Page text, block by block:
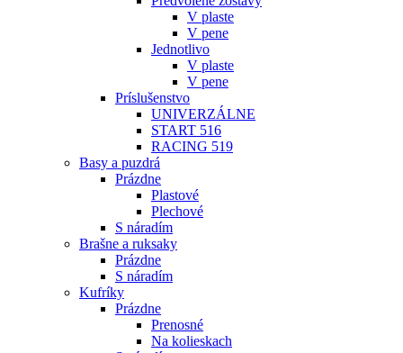
V plaste
V pene
Jednotlivo
V plaste
V pene
Príslušenstvo
UNIVERZÁLNE
START 516
RACING 519
Basy a puzdrá
Prázdne
Plastové
Plechové
S náradím
Brašne a ruksaky
Prázdne
S náradím
Kufríky
Prázdne
Prenosné
Na kolieskach